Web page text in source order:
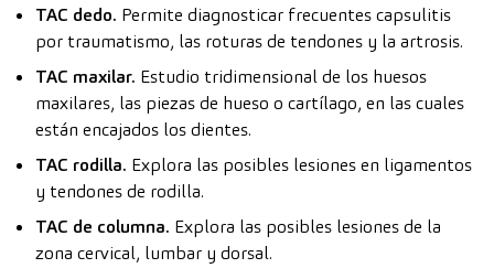
TAC dedo. Permite diagnosticar frecuentes capsulitis
por traumatismo, las roturas de tendones y la artrosis.
TAC maxilar. Estudio tridimensional de los huesos
maxilares, las piezas de hueso o cartílago, en las cuales
están encajados los dientes.
TAC rodilla. Explora las posibles lesiones en ligamentos
y tendones de rodilla.
TAC de columna. Explora las posibles lesiones de la
zona cervical, lumbar y dorsal.